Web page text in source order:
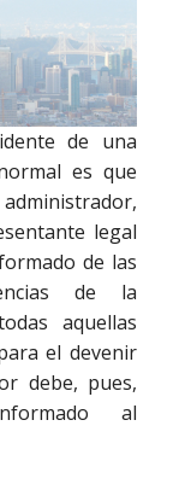
de una
es que
legal
de las
de la
aquellas
el devenir
debe, pues,
al